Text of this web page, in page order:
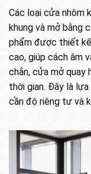
Các loại cửa nhôm
khung và mở bằng
phẩm được thiết
cao, giúp cách âm
chắn, cửa mở quay
thời gian. Đây là
cần độ riêng tư và